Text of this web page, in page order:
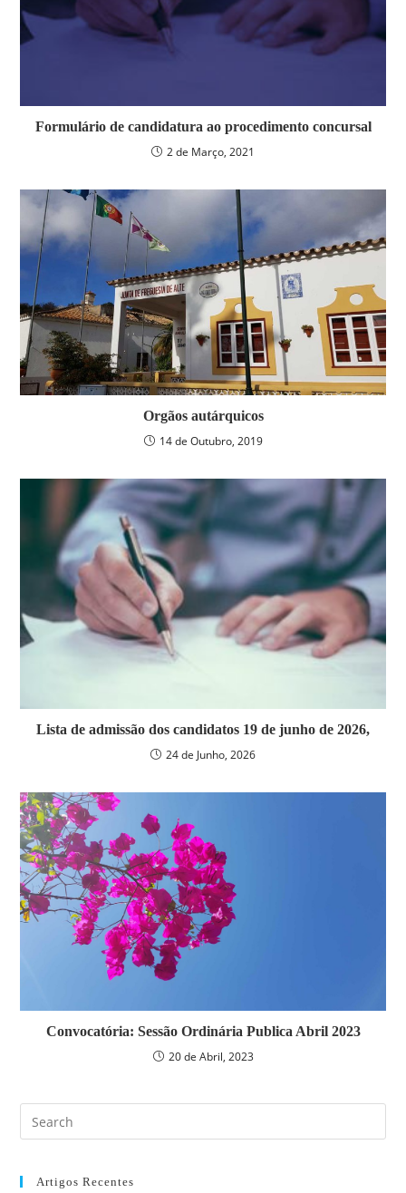
Formulário de candidatura ao procedimento concursal
2 de Março, 2021
Orgãos autárquicos
14 de Outubro, 2019
Lista de admissão dos candidatos 19 de junho de 2026,
24 de Junho, 2026
Convocatória: Sessão Ordinária Publica Abril 2023
20 de Abril, 2023
Artigos Recentes